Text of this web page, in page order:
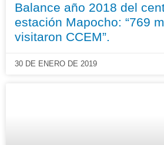
Balance año 2018 del
estación Mapocho: “769
visitaron CCEM”.
30 DE ENERO DE 2019